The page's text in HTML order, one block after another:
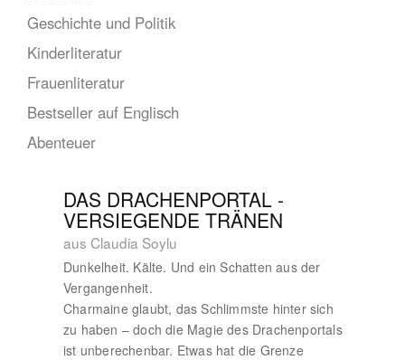
Geschichte und Politik
Kinderliteratur
Frauenliteratur
Bestseller auf Englisch
Abenteuer
DAS DRACHENPORTAL -
VERSIEGENDE TRÄNEN
aus Claudia Soylu
Dunkelheit. Kälte. Und ein Schatten aus der
Vergangenheit.
Charmaine glaubt, das Schlimmste hinter sich
zu haben – doch die Magie des Drachenportals
ist unberechenbar. Etwas hat die Grenze